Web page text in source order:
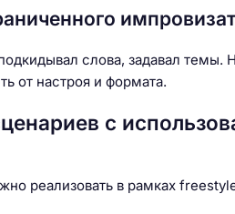
слова, задавал темы.
от настроя и формата.
с
реализовать в рамках